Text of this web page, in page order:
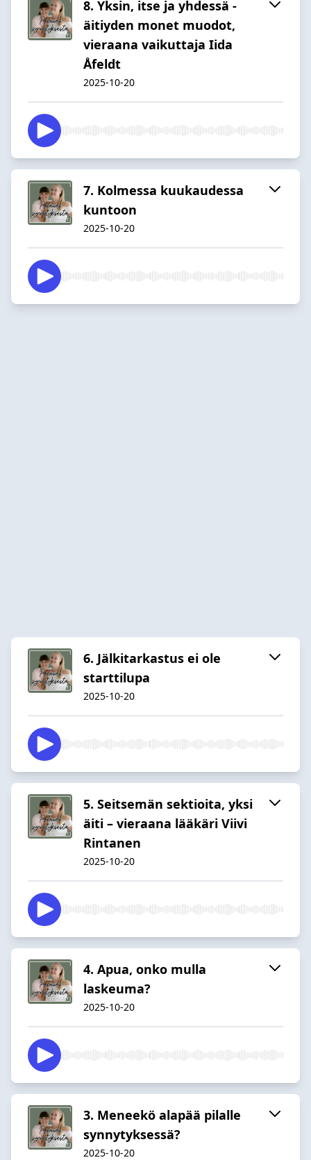
8. Yksin, itse ja yhdessä -
äitiyden monet muodot,
vieraana vaikuttaja Iida
Åfeldt
2025-10-20
7. Kolmessa kuukaudessa
kuntoon
2025-10-20
6. Jälkitarkastus ei ole
starttilupa
2025-10-20
5. Seitsemän sektioita, yksi
äiti – vieraana lääkäri Viivi
Rintanen
2025-10-20
4. Apua, onko mulla
laskeuma?
2025-10-20
3. Meneekö alapää pilalle
synnytyksessä?
2025-10-20